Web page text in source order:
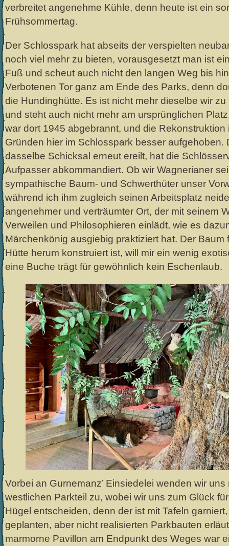
verbreitet angenehme Kühle, denn heute ist ein
Frühsommertag.
Der Schlosspark hat abseits der verspielten
noch viel mehr zu bieten, vorausgesetzt man ist
Fuß und scheut auch nicht den langen Weg bis
Verbotenen Tor ganz am Ende des Parks, denn
die Hundinghütte. Es ist nicht mehr dieselbe wir
und steht auch nicht mehr am ursprünglichen
war dort 1945 abgebrannt, und die Rekonstruktion
Gründen hier im Schlosspark besser aufgehoben.
dasselbe Schicksal erneut ereilt, hat die
Aufpasser abkommandiert. Ob wir Wagnerianer
sympathische Baum- und Schwerthüter unser
während ich ihm zugleich seinen Arbeitsplatz
angenehmer und verträumter Ort, der mit seinem
Verweilen und Philosophieren einlädt, wie es
Märchenkönig ausgiebig praktiziert hat. Der Baum
Hütte herum konstruiert ist, will mir ein wenig
eine Buche trägt für gewöhnlich kein Eschenlaub.
Vorbei an Gurnemanz’ Einsiedelei wenden wir
westlichen Parkteil zu, wobei wir uns zum Glück
Hügel entscheiden, denn der ist mit Tafeln
geplanten, aber nicht realisierten Parkbauten
marmorne Pavillon am Endpunkt des Weges war